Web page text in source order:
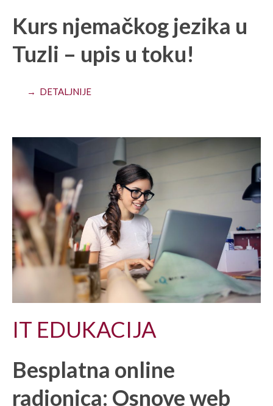
Kurs njemačkog jezika u
Tuzli – upis u toku!
→ DETALJNIJE
IT EDUKACIJA
Besplatna online
radionica: Osnove web